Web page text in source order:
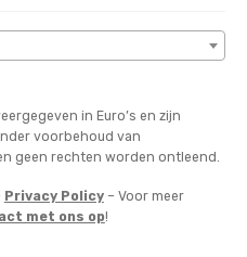
in Euro’s en zijn
voorbehoud van
geen rechten worden ontleend.
Privacy Policy– Voor meer
met ons op!